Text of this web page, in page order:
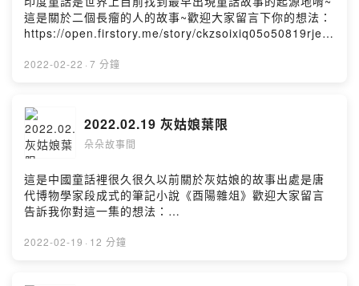
這是關於二個長瘤的人的故事~歡迎大家留言下你的想法：
https://open.firstory.me/story/ckzsoixiq05o50819rje2
Firstory Hosting
2022-02-22 · 7 分鐘
2022.02.19 灰姑娘葉限
朵朵故事間
這是中國童話裡很久很久以前關於灰姑娘的故事出處是唐
代博物學家段成式的筆記小說《酉陽雜俎》歡迎大家留言
告訴我你對這一集的想法：
qsce?m=comment好讓故事可以更有趣~~Powered by
2022-02-19 · 12 分鐘